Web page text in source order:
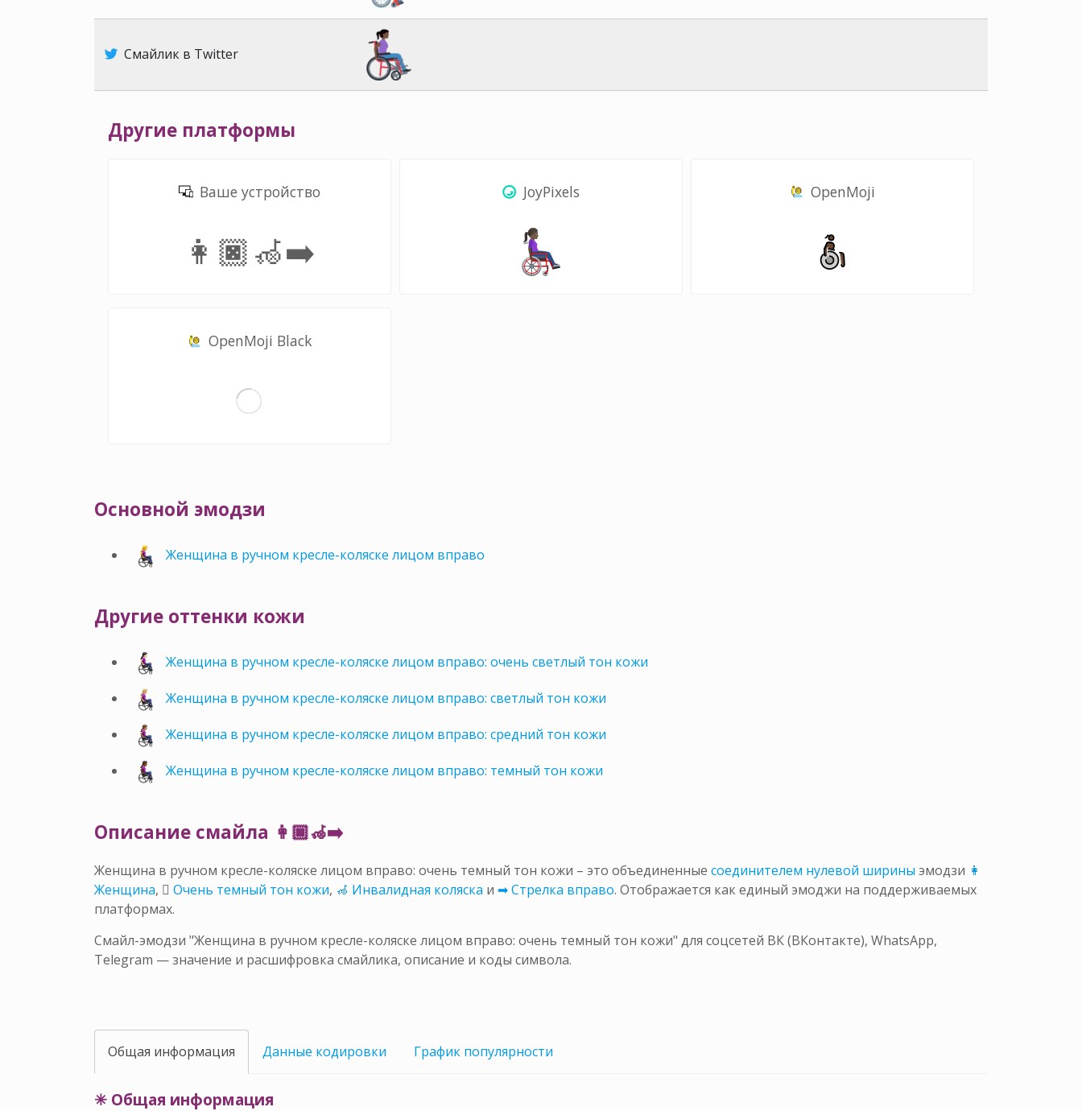
Смайлик в Twitter
Другие платформы
Ваше устройство
👩🏿‍🦽‍➡️
JoyPixels OpenMoji
OpenMoji Black
Основной эмодзи
Женщина в ручном кресле-коляске лицом вправо
Другие оттенки кожи
Женщина в ручном кресле-коляске лицом вправо: очень светлый тон кожи
Женщина в ручном кресле-коляске лицом вправо: светлый тон кожи
Женщина в ручном кресле-коляске лицом вправо: средний тон кожи
Женщина в ручном кресле-коляске лицом вправо: темный тон кожи
Описание смайла 👩🏿‍🦽‍➡️
Женщина в ручном кресле-коляске лицом вправо: очень темный тон кожи – это объединенные соединителем нулевой ширины эмодзи 👩
Женщина, 🏿 Очень темный тон кожи, 🦽 Инвалидная коляска и ➡ Стрелка вправо. Отображается как единый эмоджи на поддерживаемых
платформах.
Смайл-эмодзи "Женщина в ручном кресле-коляске лицом вправо: очень темный тон кожи" для соцсетей ВК (ВКонтакте), WhatsApp,
Telegram — значение и расшифровка смайлика, описание и коды символа.
Общая информация Данные кодировки График популярности
✳ Общая информация